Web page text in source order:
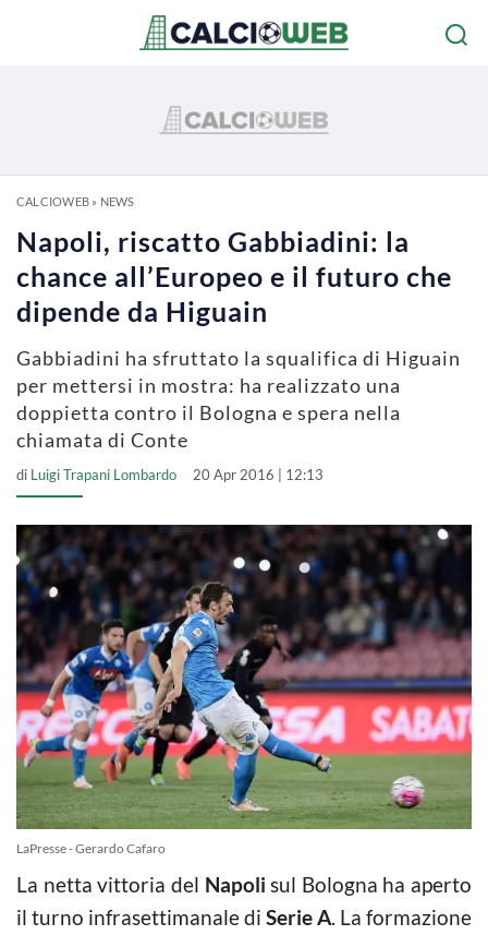
CALCIOWEB» NEWS
Napoli, riscatto Gabbiadini: la
chance all’Europeo e il futuro che
dipende da Higuain
Gabbiadini ha sfruttato la squalifica di Higuain
per mettersi in mostra: ha realizzato una
doppietta contro il Bologna e spera nella
chiamata di Conte
di Luigi Trapani Lombardo 20 Apr 2016 | 12:13
LaPresse - Gerardo Cafaro
La netta vittoria del Napoli sul Bologna ha aperto
il turno infrasettimanale di Serie A. La formazione